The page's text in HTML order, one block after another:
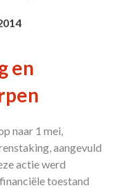
en
naar 1 mei,
aangevuld
actie werd
toestand